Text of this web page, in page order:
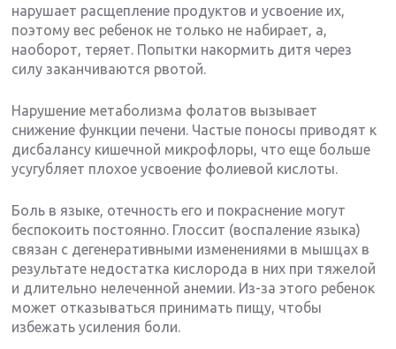
нарушает расщепление продуктов и усвоение их,
поэтому вес ребенок не только не набирает, а,
наоборот, теряет. Попытки накормить дитя через
силу заканчиваются рвотой.
Нарушение метаболизма фолатов вызывает
снижение функции печени. Частые поносы приводят к
дисбалансу кишечной микрофлоры, что еще больше
усугубляет плохое усвоение фолиевой кислоты.
Боль в языке, отечность его и покраснение могут
беспокоить постоянно. Глоссит (воспаление языка)
связан с дегенеративными изменениями в мышцах в
результате недостатка кислорода в них при тяжелой
и длительно нелеченной анемии. Из-за этого ребенок
может отказываться принимать пищу, чтобы
избежать усиления боли.